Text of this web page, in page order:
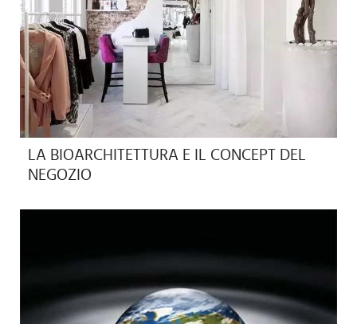
LA BIOARCHITETTURA E IL CONCEPT DEL
NEGOZIO